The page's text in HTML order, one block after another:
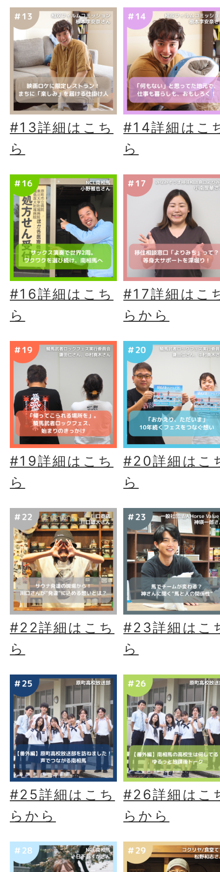
#13詳細はこち
ら
#14詳細はこ
ら
#16詳細はこち
ら
#17詳細はこ
らから
#19詳細はこち
ら
#20詳細はこ
ら
#22詳細はこち
ら
#23詳細はこ
ら
#25詳細はこち
らから
#26詳細はこ
らから